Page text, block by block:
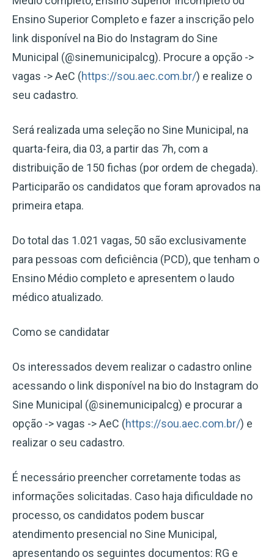
Ensino Superior Completo e fazer a inscrição pelo
link disponível na Bio do Instagram do Sine
Municipal (@sinemunicipalcg). Procure a opção ->
vagas -> AeC (https://sou.aec.com.br/) e realize o
seu cadastro.
Será realizada uma seleção no Sine Municipal, na
quarta-feira, dia 03, a partir das 7h, com a
distribuição de 150 fichas (por ordem de chegada).
Participarão os candidatos que foram aprovados na
primeira etapa.
Do total das 1.021 vagas, 50 são exclusivamente
para pessoas com deficiência (PCD), que tenham o
Ensino Médio completo e apresentem o laudo
médico atualizado.
Como se candidatar
Os interessados devem realizar o cadastro online
acessando o link disponível na bio do Instagram do
Sine Municipal (@sinemunicipalcg) e procurar a
opção -> vagas -> AeC (https://sou.aec.com.br/) e
realizar o seu cadastro.
É necessário preencher corretamente todas as
informações solicitadas. Caso haja dificuldade no
processo, os candidatos podem buscar
atendimento presencial no Sine Municipal,
apresentando os seguintes documentos: RG e